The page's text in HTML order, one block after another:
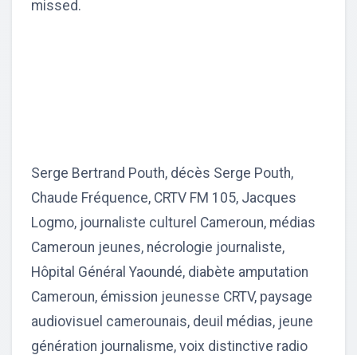
missed.
Serge Bertrand Pouth, décès Serge Pouth,
Chaude Fréquence, CRTV FM 105, Jacques
Logmo, journaliste culturel Cameroun, médias
Cameroun jeunes, nécrologie journaliste,
Hôpital Général Yaoundé, diabète amputation
Cameroun, émission jeunesse CRTV, paysage
audiovisuel camerounais, deuil médias, jeune
génération journalisme, voix distinctive radio